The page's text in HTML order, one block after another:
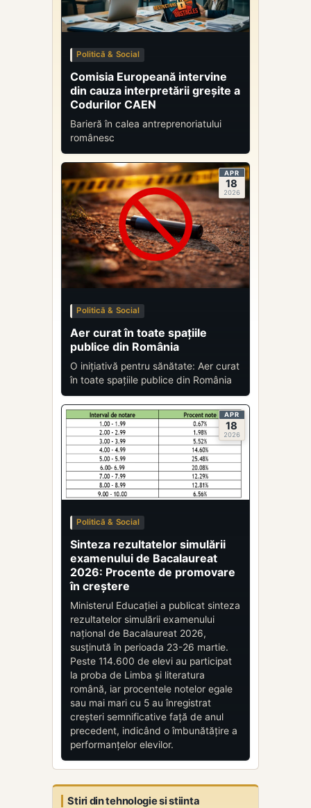
Politică & Social
Comisia Europeană intervine
din cauza interpretării greșite a
Codurilor CAEN
Barieră în calea antreprenoriatului
românesc
APR
18
2026
Politică & Social
Aer curat în toate spațiile
publice din România
O inițiativă pentru sănătate: Aer curat
în toate spațiile publice din România
APR
18
2026
Politică & Social
Sinteza rezultatelor simulării
examenului de Bacalaureat
2026: Procente de promovare
în creștere
Ministerul Educației a publicat sinteza
rezultatelor simulării examenului
național de Bacalaureat 2026,
susținută în perioada 23-26 martie.
Peste 114.600 de elevi au participat
la proba de Limba și literatura
română, iar procentele notelor egale
sau mai mari cu 5 au înregistrat
creșteri semnificative față de anul
precedent, indicând o îmbunătățire a
performanțelor elevilor.
Stiri din tehnologie si stiinta